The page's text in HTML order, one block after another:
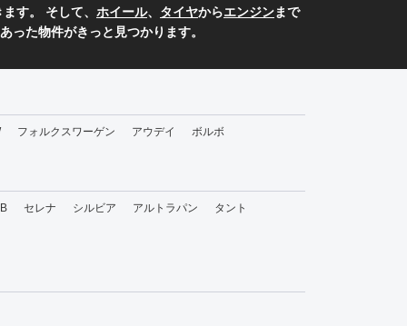
す。 そして、 ホイール、 タイヤからエンジンまで
った物件がきっと見つかります。
フォルクスワーゲン アウデイ ボルボ
セレナ シルビア アルトラパン
タント